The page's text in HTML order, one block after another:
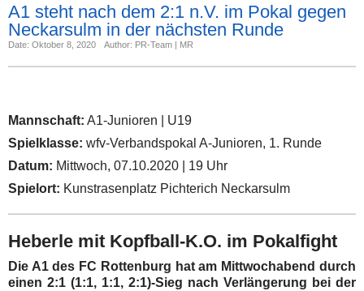
A1 steht nach dem 2:1 n.V. im Pokal gegen
Neckarsulm in der nächsten Runde
Date: Oktober 8, 2020 Author: PR-Team | MR
Mannschaft: A1-Junioren | U19
Spielklasse: wfv-Verbandspokal A-Junioren, 1. Runde
Datum: Mittwoch, 07.10.2020 | 19 Uhr
Spielort: Kunstrasenplatz Pichterich Neckarsulm
Heberle mit Kopfball-K.O. im Pokalfight
Die A1 des FC Rottenburg hat am Mittwochabend durch
einen 2:1 (1:1, 1:1, 2:1)-Sieg nach Verlängerung bei der